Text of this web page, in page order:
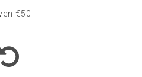
€50